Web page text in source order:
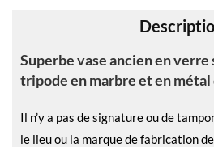
:
Superbe vase ancien en
tripode en marbre et en métal
Il n’y a pas de signature ou de
le lieu ou la marque de fabrication